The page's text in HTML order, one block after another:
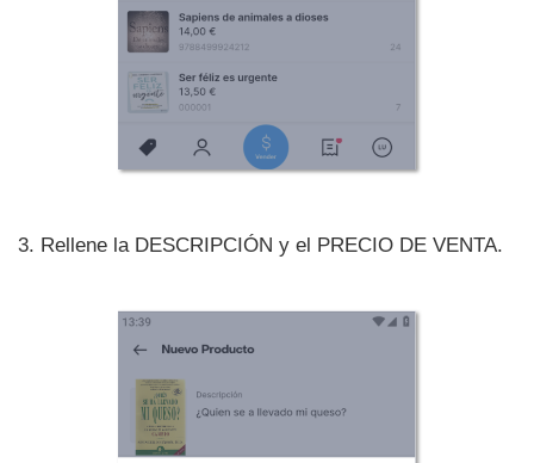
3. Rellene la DESCRIPCIÓN y el PRECIO DE VENTA.